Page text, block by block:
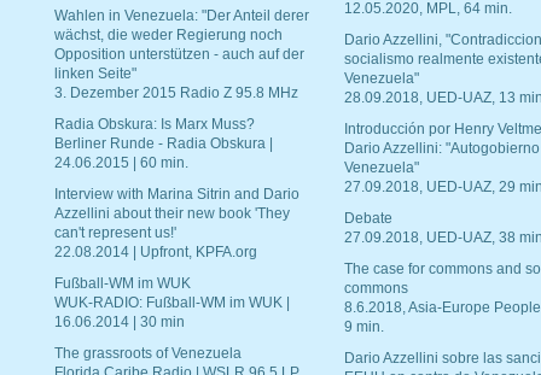
Wahlen in Venezuela: "Der Anteil derer
wächst, die weder Regierung noch
Opposition unterstützen - auch auf der
linken Seite"
3. Dezember 2015 Radio Z 95.8 MHz
Radia Obskura: Is Marx Muss?
Berliner Runde - Radia Obskura |
24.06.2015 | 60 min.
Interview with Marina Sitrin and Dario
Azzellini about their new book 'They
can't represent us!'
22.08.2014 | Upfront, KPFA.org
Fußball-WM im WUK
WUK-RADIO: Fußball-WM im WUK |
16.06.2014 | 30 min
The grassroots of Venezuela
12.05.2020, MPL, 64 min.
Dario Azzellini,
socialismo realmente
Venezuela"
28.09.2018, UED-UAZ, 13
Introducción por Henry
Dario Azzellini:
Venezuela"
27.09.2018, UED-UAZ, 29
Debate
27.09.2018, UED-UAZ, 38
The case for commons and
commons
8.6.2018, Asia-Europe
9 min.
Dario Azzellini sobre las